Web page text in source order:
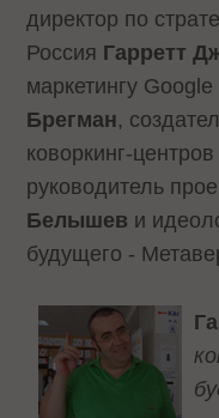
директор по
Россия Гарретт
маркетингу
Брегман,
коворкинг-
руководитель
Белышев и
будущего -